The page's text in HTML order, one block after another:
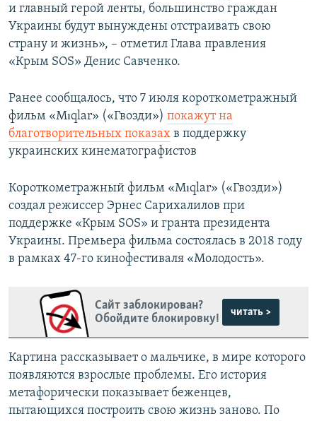
и главный герой ленты, большинство граждан
Украины будут вынуждены отстраивать свою
страну и жизнь», – отметил Глава правления
«Крым SOS» Денис Савченко.
Ранее сообщалось, что 7 июля короткометражный
фильм «Mıqlar» («Гвозди») покажут на
благотворительных показах в поддержку
украинских кинематографистов
Короткометражный фильм «Mıqlar» («Гвозди»)
создал режиссер Эрнес Сарихалилов при
поддержке «Крым SOS» и гранта президента
Украины. Премьера фильма состоялась в 2018 году
в рамках 47-го кинофестиваля «Молодость».
Сайт заблокирован?
Обойдите блокировку!
читать >
Картина рассказывает о мальчике, в мире которого
появляются взрослые проблемы. Его история
метафорически показывает беженцев,
пытающихся построить свою жизнь заново. По